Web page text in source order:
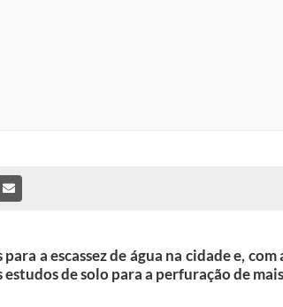
MÍDIAS
a escassez de água na cidade e,
de solo para a perfuração de